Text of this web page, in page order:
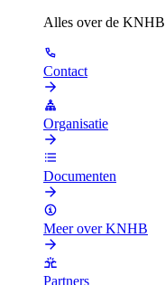
Alles over de KNHB
Contact
Organisatie
Documenten
Meer over KNHB
Partners